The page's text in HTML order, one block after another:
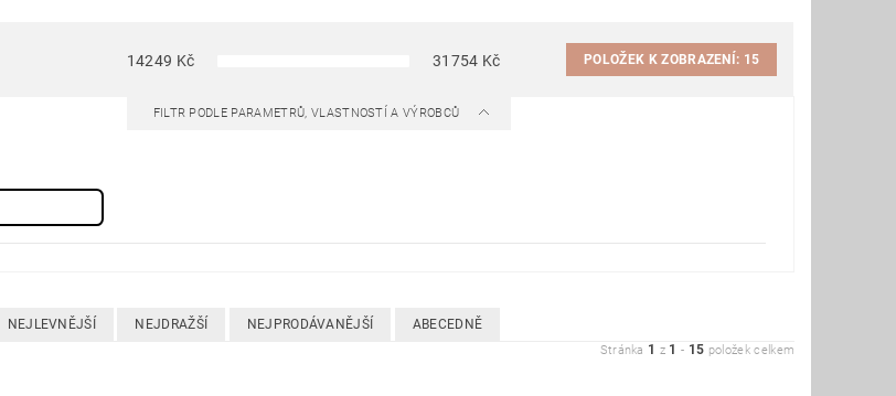
14249 Kč 31754 Kč POLOŽEK K ZOBRAZENÍ: 15
FILTR PODLE PARAMETRŮ, VLASTNOSTÍ A VÝROBCŮ
NEJLEVNĚJŠÍ NEJDRAŽŠÍ NEJPRODÁVANĚJŠÍ ABECEDNĚ
Stránka 1 z 1 - 15 položek celkem